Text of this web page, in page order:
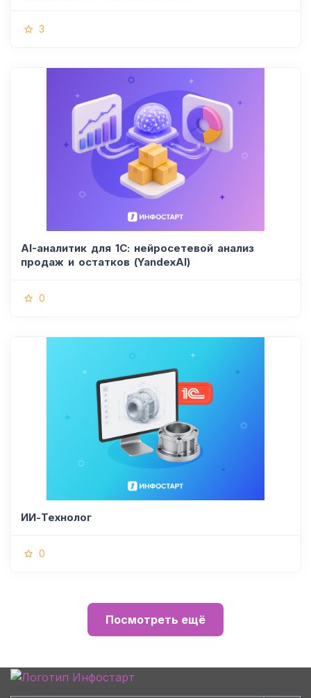
3
AI-аналитик для 1С: нейросетевой анализ
продаж и остатков (YandexAI)
0
ИИ-Технолог
0
Посмотреть ещё